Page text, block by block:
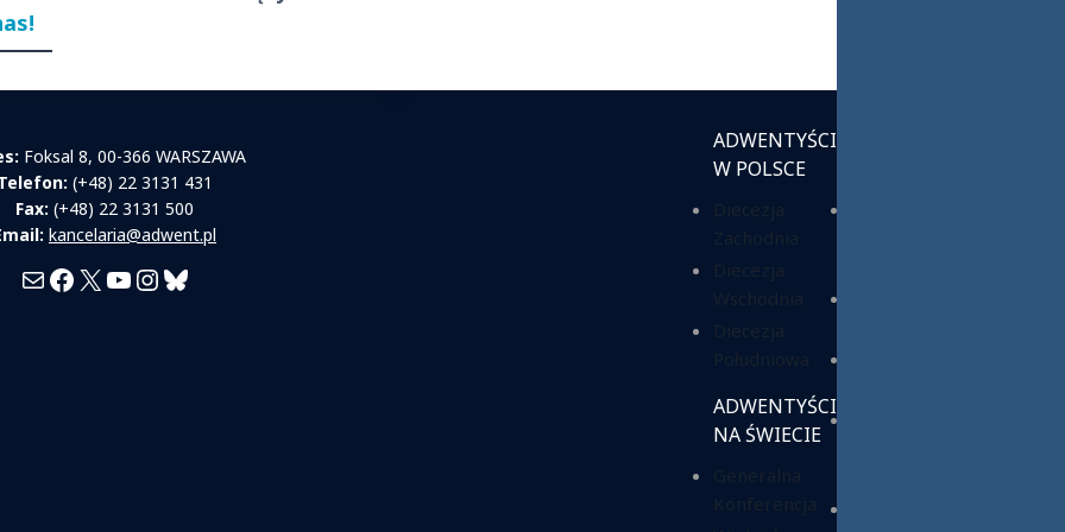
Foksal 8, 00-366 WARSZAWA
(+48) 22 3131 431
Fax: (+48) 22 3131 500
kancelaria@adwent.pl
MailFacebook
X YouTube
Instagram
Bluesky
ADWENTYŚCI
W POLSCE
ADWENTYŚCI
NA ŚWIECIE